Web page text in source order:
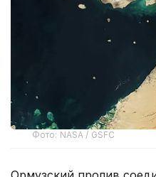
Фото: NASA / GSFC